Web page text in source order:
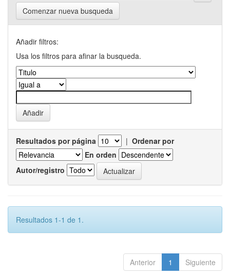
Comenzar nueva busqueda
Añadir filtros:
Usa los filtros para afinar la busqueda.
Resultados por página | Ordenar por
En orden
Autor/registro
Resultados 1-1 de 1.
Anterior 1 Siguiente